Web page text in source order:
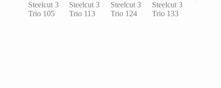
Steelcut 3
Trio 105
Steelcut 3
Trio 113
Steelcut 3
Trio 124
Steelcut 3
Trio 133